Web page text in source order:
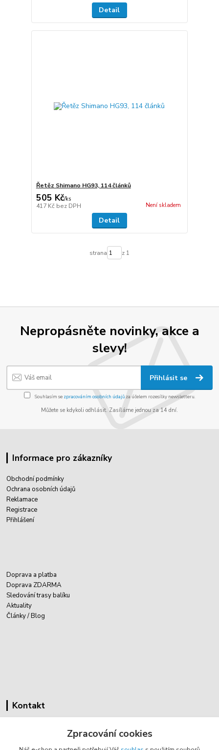
Detail
Řetěz Shimano HG93, 114 článků
505 Kč/ks
417 Kč bez DPH Není skladem
Detail
strana z 1
Nepropásněte novinky, akce a
slevy!
Přihlásit se
Souhlasím se zpracováním osobních údajůza účelem rozesílky newsletteru.
Můžete se kdykoli odhlásit. Zasíláme jednou za 14 dní.
Informace pro zákazníky
Obchodní podmínky
Ochrana osobních údajů
Reklamace
Registrace
Přihlášení
Doprava a platba
Doprava ZDARMA
Sledování trasy balíku
Aktuality
Články / Blog
Kontakt
Zpracování cookies